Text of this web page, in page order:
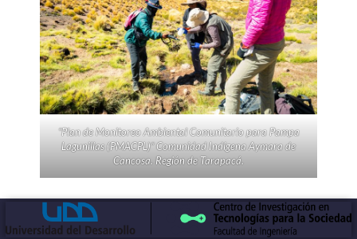
“Plan de Monitoreo Ambiental Comunitario para Pampa
Lagunillas (PMACPL)” Comunidad Indígena Aymara de
Cancosa. Región de Tarapacá.